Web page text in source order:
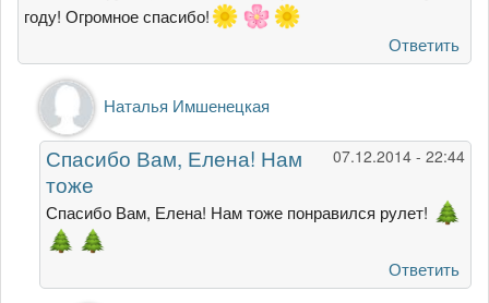
году! Огромное спасибо!
Ответить
Ответ
на
Отличный
рулет,
я
обязательно
Елена
Наталья Имшенецкая
07.12.2014 - 22:44
Спасибо Вам, Елена! Нам
тоже
Спасибо Вам, Елена! Нам тоже понравился рулет!
Ответить